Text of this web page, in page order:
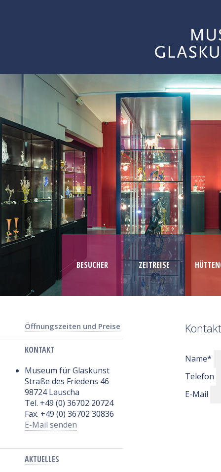
BESUCHER ZEITREISE
Kontakt
Name*
Telefon
E-Mail
Öffnungszeiten und Preise
KONTAKT
Museum für Glaskunst
Straße des Friedens 46
98724 Lauscha
Tel. +49 (0) 36702 20724
Fax. +49 (0) 36702 30836
E-Mail senden
AKTUELLES